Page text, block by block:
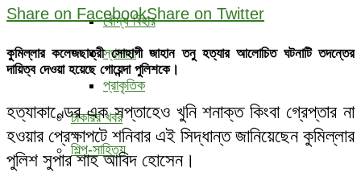
বৌদ্ধ ‍বিহার
স্থাপনা
প্রাকৃতিক
চাকরির খবর
শিল্প-সাহিত্য
Share on FacebookShare on Twitter
কুমিল্লার কলেজছাত্রী সোহাগী জাহান তনু হত্যার আলোচিত ঘটনাটি তদন্তের
দায়িত্ব দেওয়া হয়েছে গোয়েন্দা পুলিশকে।
হত্যাকাণ্ডের এক সপ্তাহেও খুনি শনাক্ত কিংবা গ্রেপ্তার না
হওয়ার প্রেক্ষাপটে শনিবার এই সিদ্ধান্ত জানিয়েছেন কুমিল্লার
পুলিশ সুপার শাহ আবিদ হোসেন।